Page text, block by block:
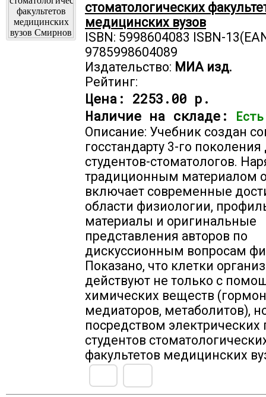
стоматологических
медицинских вузов
ISBN: 5998604083 ISBN-
9785998604089
Издательство: МИА изд.
Рейтинг:
Цена: 2253.00 р.
Наличие на складе:
Есть
Описание: Учебник создан
госстандарту 3-го
студентов-стоматологов.
традиционным материалом
включает современные
области физиологии,
материалы и оригинальные
представления авторов по
дискуссионным вопросам
Показано, что клетки
действуют не только с
химических веществ
медиаторов, метаболитов),
посредством
студентов
факультетов медицинских